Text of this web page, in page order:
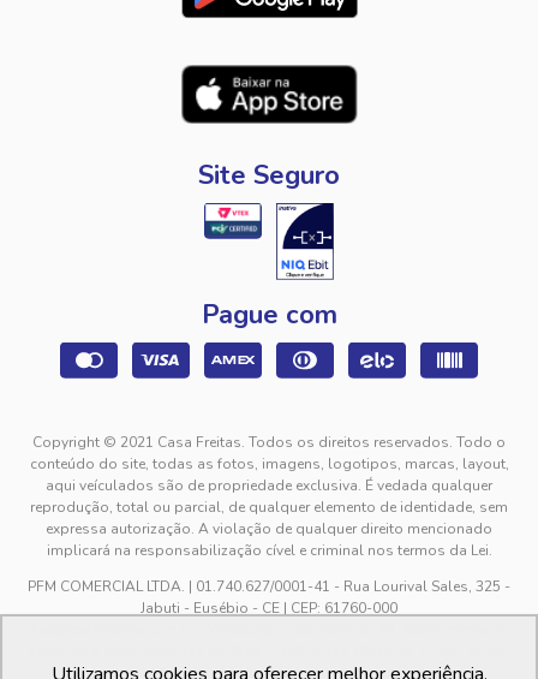
Site Seguro
Pague com
Copyright © 2021 Casa Freitas. Todos os direitos reservados. Todo o
conteúdo do site, todas as fotos, imagens, logotipos, marcas, layout,
aqui veículados são de propriedade exclusiva. É vedada qualquer
reprodução, total ou parcial, de qualquer elemento de identidade, sem
expressa autorização. A violação de qualquer direito mencionado
implicará na responsabilização cível e criminal nos termos da Lei.
PFM COMERCIAL LTDA. | 01.740.627/0001-41 - Rua Lourival Sales, 325 -
Jabuti - Eusébio - CE | CEP: 61760-000
feriados.